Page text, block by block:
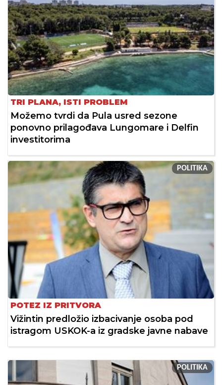
TRI PLANA, ISTI PROBLEM
Možemo tvrdi da Pula usred sezone
ponovno prilagođava Lungomare i Delfin
investitorima
POLITIKA
POTEZ IZ PRITVORA
Vižintin predložio izbacivanje osoba pod
istragom USKOK-a iz gradske javne nabave
POLITIKA